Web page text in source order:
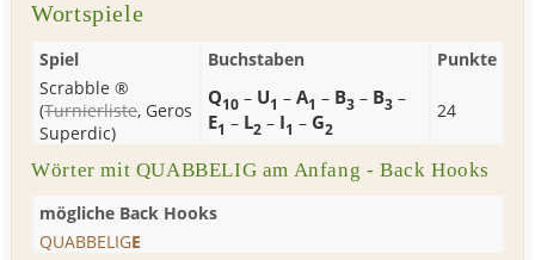
Wortspiele
Spiel Buchstaben
Punkte
Scrabble ®
(Turnierliste, Geros
Superdic)
Q10 – U1 –A1 – B3 – B3 –
E1 – L2 – I1 – G2
24
Wörter mit QUABBELIG am Anfang - Back Hooks
mögliche Back Hooks
QUABBELIGE